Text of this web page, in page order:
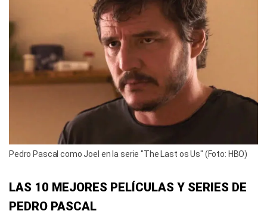
Pedro Pascal como Joel en la serie "The Last os Us" (Foto: HBO)
LAS 10 MEJORES PELÍCULAS Y SERIES DE
PEDRO PASCAL